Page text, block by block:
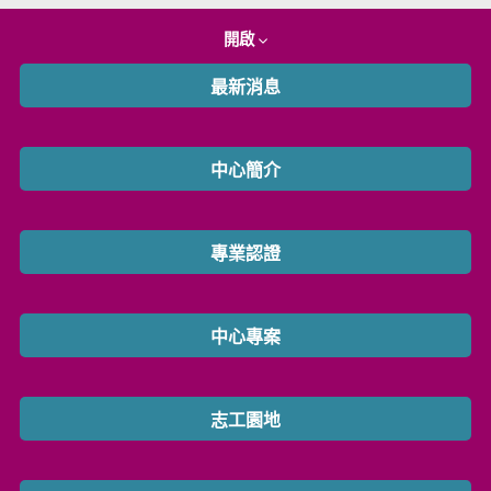
開啟
最新消息
中心簡介
專業認證
中心專案
志工園地